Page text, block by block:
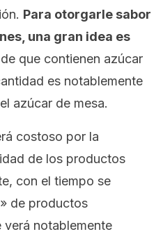
Para otorgarle sabor
una gran idea es
que contienen azúcar
es notablemente
azúcar de mesa.
costoso por la
de los productos
con el tiempo se
de productos
verá notablemente